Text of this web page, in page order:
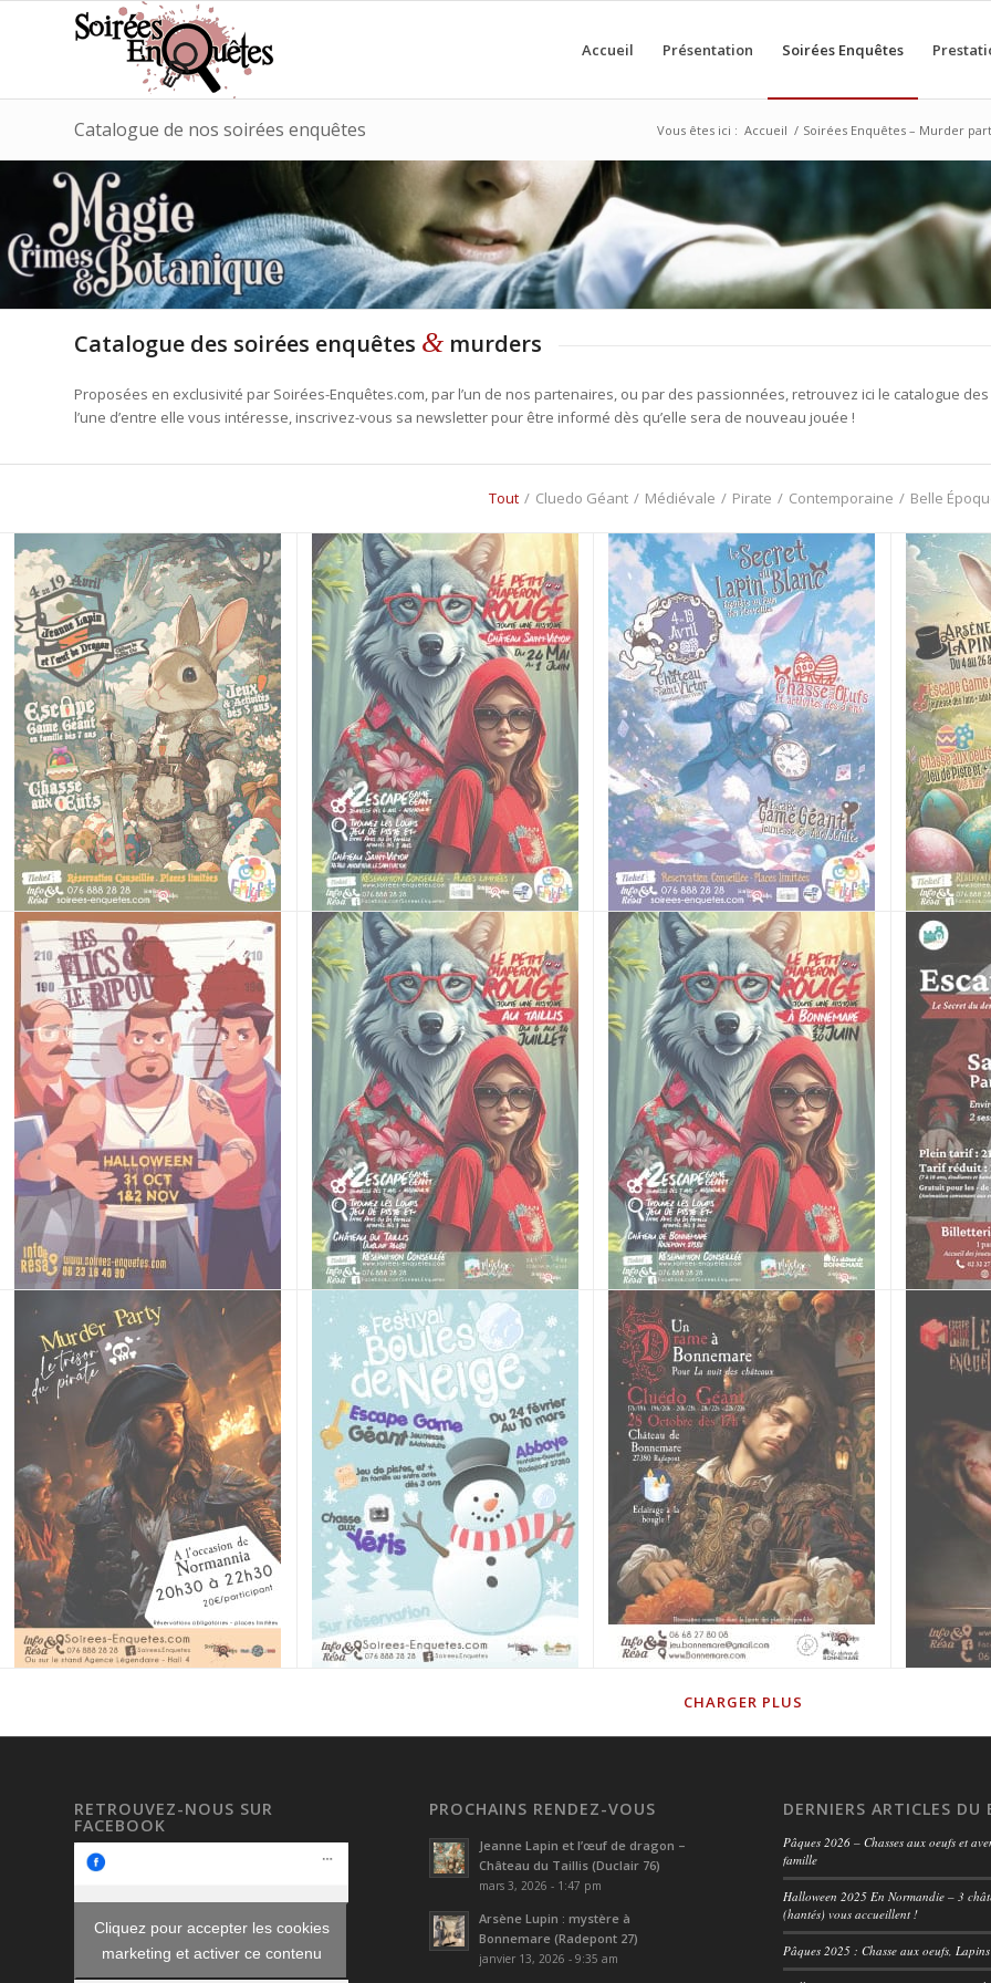
Accueil Présentation Soirées Enquêtes
Catalogue de nos soirées enquêtes Vous êtes ici : Accueil / Soirées Enquêtes – Murder
Catalogue des soirées enquêtes & murders
Proposées en exclusivité par Soirées-Enquêtes.com, par l’un de nos partenaires, ou par des passionnées, retrouvez ici le catalogue
l’une d’entre elle vous intéresse, inscrivez-vous sa newsletter pour être informé dès qu’elle sera de nouveau jouée !
Tout / Cluedo Géant / Médiévale / Pirate / Contemporaine / Belle
CHARGER PLUS
RETROUVEZ-NOUS SUR
FACEBOOK
Cliquez pour accepter les cookies
marketing et activer ce contenu
PROCHAINS RENDEZ-VOUS
Jeanne Lapin et l’œuf de dragon –
Château du Taillis (Duclair 76)
mars 3, 2026 - 1:47 pm
Arsène Lupin : mystère à
Bonnemare (Radepont 27)
janvier 13, 2026 - 9:35 am
DERNIERS ARTICLES DU
Pâques 2026 – Chasses aux oeufs et
famille
Halloween 2025 En Normandie – 3
(hantés) vous accueillent !
Pâques 2025 : Chasse aux oeufs,